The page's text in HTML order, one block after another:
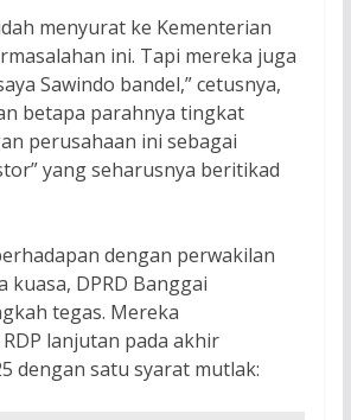
menyurat ke Kementerian
ini. Tapi mereka juga
Sawindo bandel,” cetusnya,
betapa parahnya tingkat
perusahaan ini sebagai
yang seharusnya beritikad
dengan perwakilan
kuasa, DPRD Banggai
tegas. Mereka
lanjutan pada akhir
dengan satu syarat mutlak: